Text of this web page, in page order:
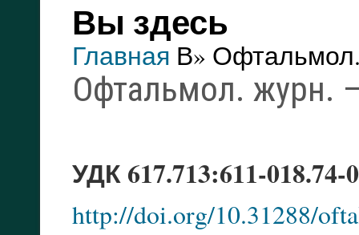
Вы здесь
Главная В»
Офтальмол. журн.
УДК 617.713:611-018.74-
http://doi.org/10.31288/